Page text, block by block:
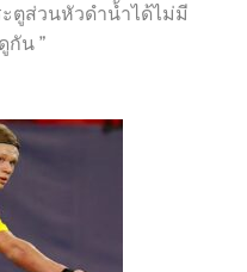
ตูส่วนหัวดำน้ำได้ไม่มี
กัน ”